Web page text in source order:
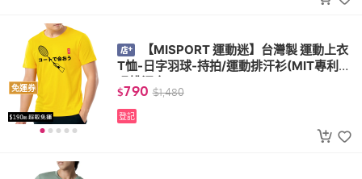
免運券
【MISPORT 運動迷】台灣製 運動上衣
T恤-日字羽球-持拍/運動排汗衫(MIT專利呼
$790 $1,480
登記